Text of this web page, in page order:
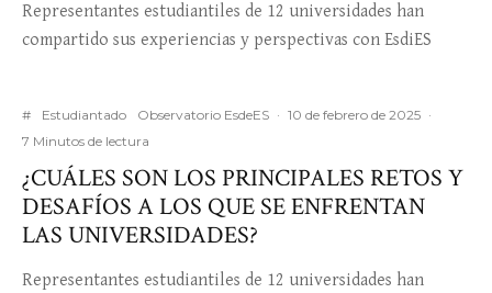
Representantes estudiantiles de 12 universidades han
compartido sus experiencias y perspectivas con EsdiES
# Estudiantado Observatorio EsdeES · 10 de febrero de 2025 ·
7 Minutos de lectura
¿CUÁLES SON LOS PRINCIPALES RETOS Y
DESAFÍOS A LOS QUE SE ENFRENTAN
LAS UNIVERSIDADES?
Representantes estudiantiles de 12 universidades han